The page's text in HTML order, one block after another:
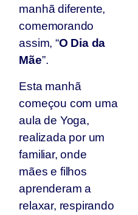
manhã diferente,
comemorando
assim, “O Dia da
Mãe”.
Esta manhã
começou com uma
aula de Yoga,
realizada por um
familiar, onde
mães e filhos
aprenderam a
relaxar, respirando